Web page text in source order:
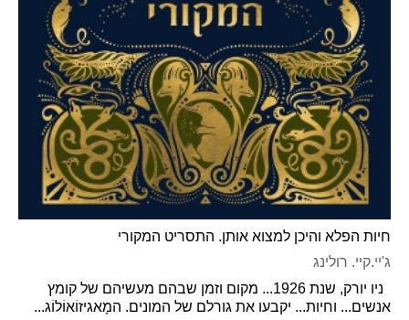
חיות הפלא והיכן למצוא אותן. התסריט המקורי
ג'יי.קיי. רולינג
ניו יורק, שנת 1926... מקום וזמן שבהם מעשיהם של קומץ
אנשים... וחיות... יקבעו את גורלם של המונים. המָאגיזוֹאוֹלוֹג...